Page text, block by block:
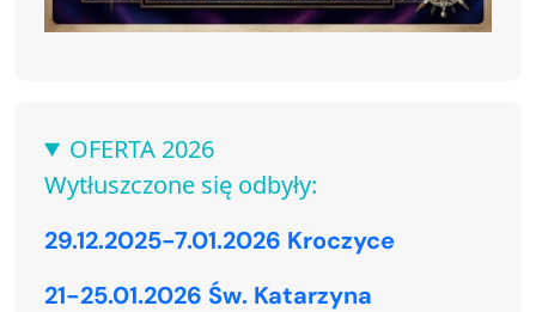
OFERTA 2026
Wytłuszczone się odbyły:
29.12.2025-7.01.2026 Kroczyce
21-25.01.2026 Św. Katarzyna